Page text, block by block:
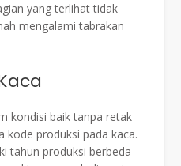
yang terlihat tidak
mengalami tabrakan
kondisi baik tanpa retak
kode produksi pada kaca.
tahun produksi berbeda